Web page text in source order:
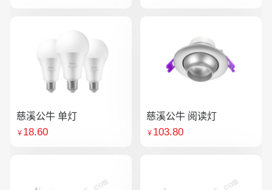
慈溪公牛 单灯
￥ 18.60
慈溪公牛 阅读灯
￥ 103.80